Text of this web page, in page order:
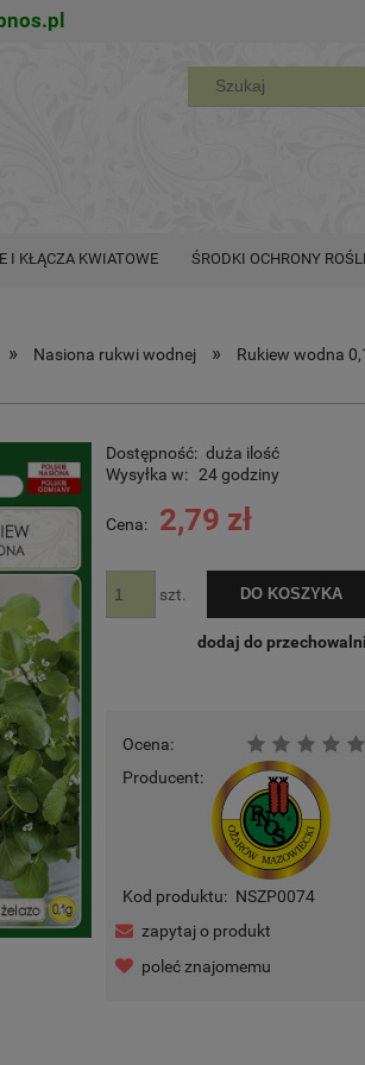
I KŁĄCZA KWIATOWE ŚRODKI OCHRONY
» Nasiona rukwi wodnej » Rukiew wodna
Dostępność: duża ilość
Wysyłka w: 24 godziny
Cena: 2,79 zł
szt. DO KOSZYKA
dodaj do przechowalni
Ocena:
Producent:
Kod produktu: NSZP0074
zapytaj o produkt
poleć znajomemu